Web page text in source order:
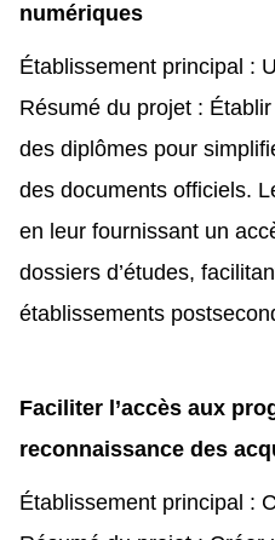
numériques
Établissement principal :
Résumé du projet :
des diplômes pour
des documents officiels.
en leur fournissant un
dossiers d’études,
établissements
Faciliter l’accès aux
reconnaissance des
Établissement principal :